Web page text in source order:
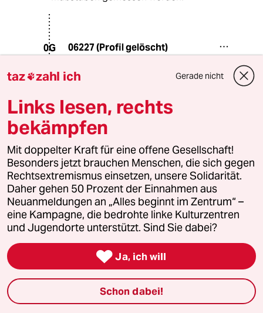
0G 06227 (Profil gelöscht)
@Kartöfellchen:
pauschaler Abwertung und
angreifender Hetze darf die AfD noch
zur Wahl stehen oder z.B. die Axel
Springer SE auch noch ganz legal
weiter publizieren. Das hat auch seine
Richtigkeit.
Heißt nicht das Widerspruch und
Kritik nicht angemessen sind nur weil
Vater Staat sich mit der Verbotskeule
raushält.
Kartöfellchen
23.06.2020,11:45 Uhr
taz zahl ich Gerade nicht
Links lesen, rechts
bekämpfen
Mit doppelter Kraft für eine offene Gesellschaft!
Besonders jetzt brauchen Menschen, die sich gegen
Rechtsextremismus einsetzen, unsere Solidarität.
Daher gehen 50 Prozent der Einnahmen aus
Neuanmeldungen an „Alles beginnt im Zentrum“ –
eine Kampagne, die bedrohte linke Kulturzentren
und Jugendorte unterstützt. Sind Sie dabei?
 Ja, ich will
Schon dabei!